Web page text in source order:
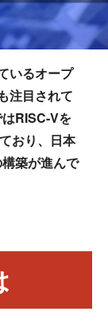
いるオープ
注目されて
RISC-Vを
おり、日本
築が進んで